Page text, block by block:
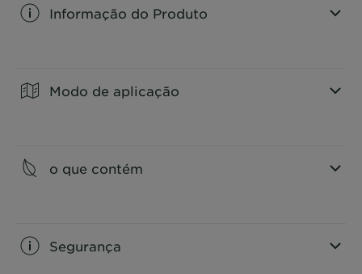
Informação do Produto
Modo de aplicação
o que contém
Segurança